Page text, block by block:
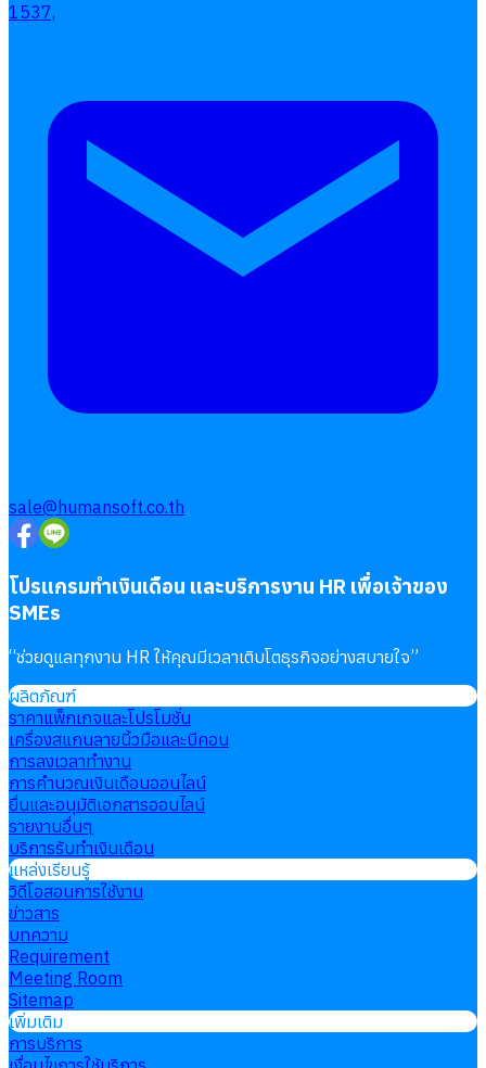
1537,
sale@humansoft.co.th
โปรแกรมทำเงินเดือน และบริการงาน HR เพื่อเจ้าของ
SMEs
“ช่วยดูแลทุกงาน HR ให้คุณมีเวลาเติบโตธุรกิจอย่างสบายใจ”
ผลิตภัณฑ์
ราคาแพ็กเกจและโปรโมชั่น
เครื่องสแกนลายนิ้วมือและบีคอน
การลงเวลาทำงาน
การคำนวณเงินเดือนออนไลน์
ยื่นและอนุมัติเอกสารออนไลน์
รายงานอื่นๆ
บริการรับทำเงินเดือน
แหล่งเรียนรู้
วิดีโอสอนการใช้งาน
ข่าวสาร
บทความ
Requirement
Meeting Room
Sitemap
เพิ่มเติม
การบริการ